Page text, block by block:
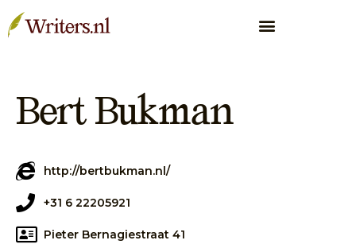
Bert Bukman
http://bertbukman.nl/
+31 6 22205921
Pieter Bernagiestraat 41